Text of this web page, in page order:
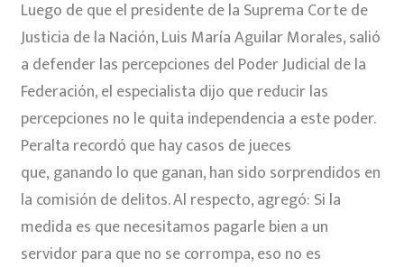
Luego de que el presidente de la Suprema Corte de
Justicia de la Nación, Luis María Aguilar Morales, salió
a defender las percepciones del Poder Judicial de la
Federación, el especialista dijo que reducir las
percepciones no le quita independencia a este poder.
Peralta recordó que hay casos de jueces
que, ganando lo que ganan, han sido sorprendidos en
la comisión de delitos. Al respecto, agregó: Si la
medida es que necesitamos pagarle bien a un
servidor para que no se corrompa, eso no es